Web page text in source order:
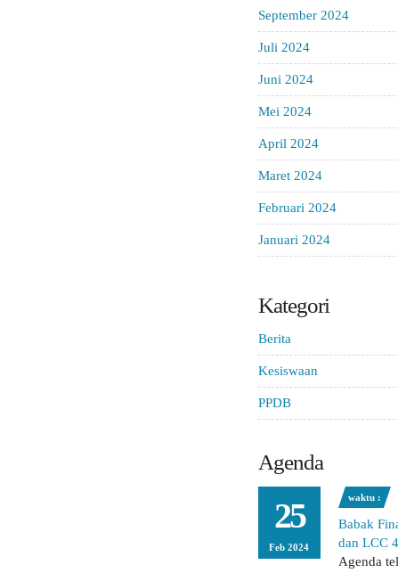
September 2024
Juli 2024
Juni 2024
Mei 2024
April 2024
Maret 2024
Februari 2024
Januari 2024
Kategori
Berita
Kesiswaan
PPDB
Agenda
25
Feb 2024
waktu :
Babak
dan LCC
Agenda